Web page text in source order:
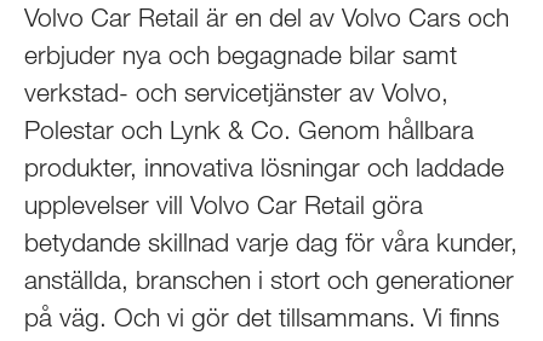
Volvo Car Retail är en del av Volvo Cars och
erbjuder nya och begagnade bilar samt
verkstad- och servicetjänster av Volvo,
Polestar och Lynk & Co. Genom hållbara
produkter, innovativa lösningar och laddade
upplevelser vill Volvo Car Retail göra
betydande skillnad varje dag för våra kunder,
anställda, branschen i stort och generationer
på väg. Och vi gör det tillsammans. Vi finns